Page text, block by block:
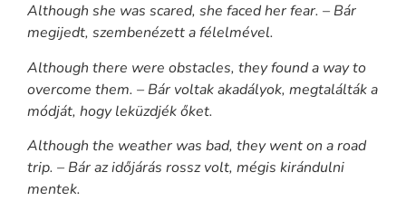
Although she was scared, she faced her fear. – Bár
megijedt, szembenézett a félelmével.
Although there were obstacles, they found a way to
overcome them. – Bár voltak akadályok, megtalálták a
módját, hogy leküzdjék őket.
Although the weather was bad, they went on a road
trip. – Bár az időjárás rossz volt, mégis kirándulni
mentek.